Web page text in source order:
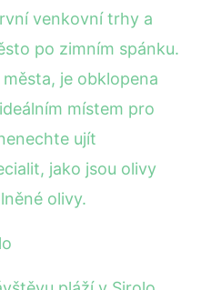
venkovní trhy a
po zimním spánku.
je obklopena
místem pro
ujít
jako jsou olivy
olivy.